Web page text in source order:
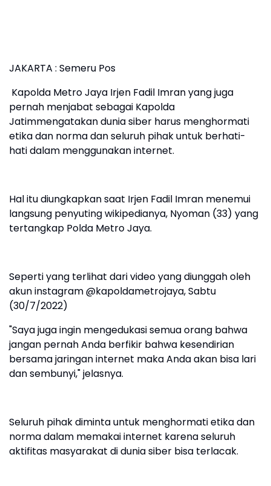
JAKARTA : Semeru Pos
Kapolda Metro Jaya Irjen Fadil Imran yang juga
pernah menjabat sebagai Kapolda
Jatimmengatakan dunia siber harus menghormati
etika dan norma dan seluruh pihak untuk berhati-
hati dalam menggunakan internet.
Hal itu diungkapkan saat Irjen Fadil Imran menemui
langsung penyuting wikipedianya, Nyoman (33) yang
tertangkap Polda Metro Jaya.
Seperti yang terlihat dari video yang diunggah oleh
akun instagram @kapoldametrojaya, Sabtu
(30/7/2022)
"Saya juga ingin mengedukasi semua orang bahwa
jangan pernah Anda berfikir bahwa kesendirian
bersama jaringan internet maka Anda akan bisa lari
dan sembunyi," jelasnya.
Seluruh pihak diminta untuk menghormati etika dan
norma dalam memakai internet karena seluruh
aktifitas masyarakat di dunia siber bisa terlacak.